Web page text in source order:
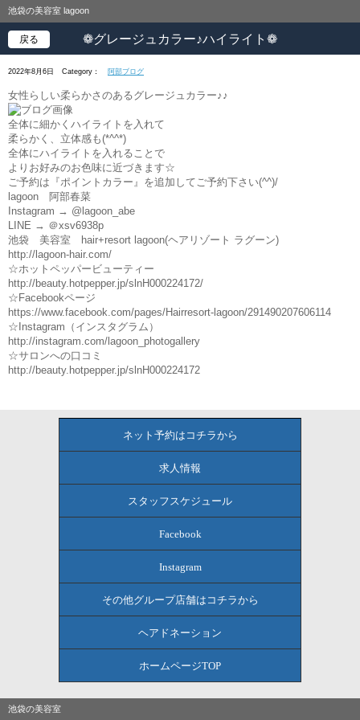
池袋の美容室 lagoon
❁グレージュカラー♪ハイライト❁
戻る
2022年8月6日 Category： 阿部ブログ
女性らしい柔らかさのあるグレージュカラー♪♪
全体に細かくハイライトを入れて
柔らかく、立体感も(*^^*)
全体にハイライトを入れることで
よりお好みのお色味に近づきます☆
ご予約は『ポイントカラー』を追加してご予約下さい(^^)/
lagoon 阿部春菜
Instagram → @lagoon_abe
LINE → ＠xsv6938p
池袋 美容室 hair+resort lagoon(ヘアリゾート ラグーン)
http://lagoon-hair.com/
☆ホットペッパービューティー
http://beauty.hotpepper.jp/slnH000224172/
☆Facebookページ
https://www.facebook.com/pages/Hairresort-lagoon/291490207606114
☆Instagram（インスタグラム）
http://instagram.com/lagoon_photogallery
☆サロンへの口コミ
http://beauty.hotpepper.jp/slnH000224172
ネット予約はコチラから
求人情報
スタッフスケジュール
Facebook
Instagram
その他グループ店舗はコチラから
ヘアドネーション
ホームページTOP
池袋の美容室